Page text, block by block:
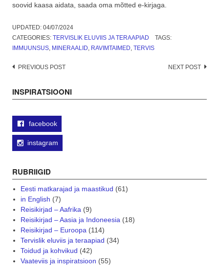
soovid kaasa aidata, saada oma mõtted e-kirjaga.
UPDATED: 04/07/2024
CATEGORIES: TERVISLIK ELUVIIS JA TERAAPIAD
TAGS:
IMMUUNSUS, MINERAALID, RAVIMTAIMED, TERVIS
Post
PREVIOUS POST NEXT POST
INSPIRATSIOONI
facebook
instagram
RUBRIIGID
Eesti matkarajad ja maastikud (61)
in English (7)
Reisikirjad – Aafrika (9)
Reisikirjad – Aasia ja Indoneesia (18)
Reisikirjad – Euroopa (114)
Tervislik eluviis ja teraapiad (34)
Toidud ja kohvikud (42)
Vaateviis ja inspiratsioon (55)